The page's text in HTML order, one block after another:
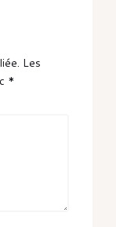
Les
*